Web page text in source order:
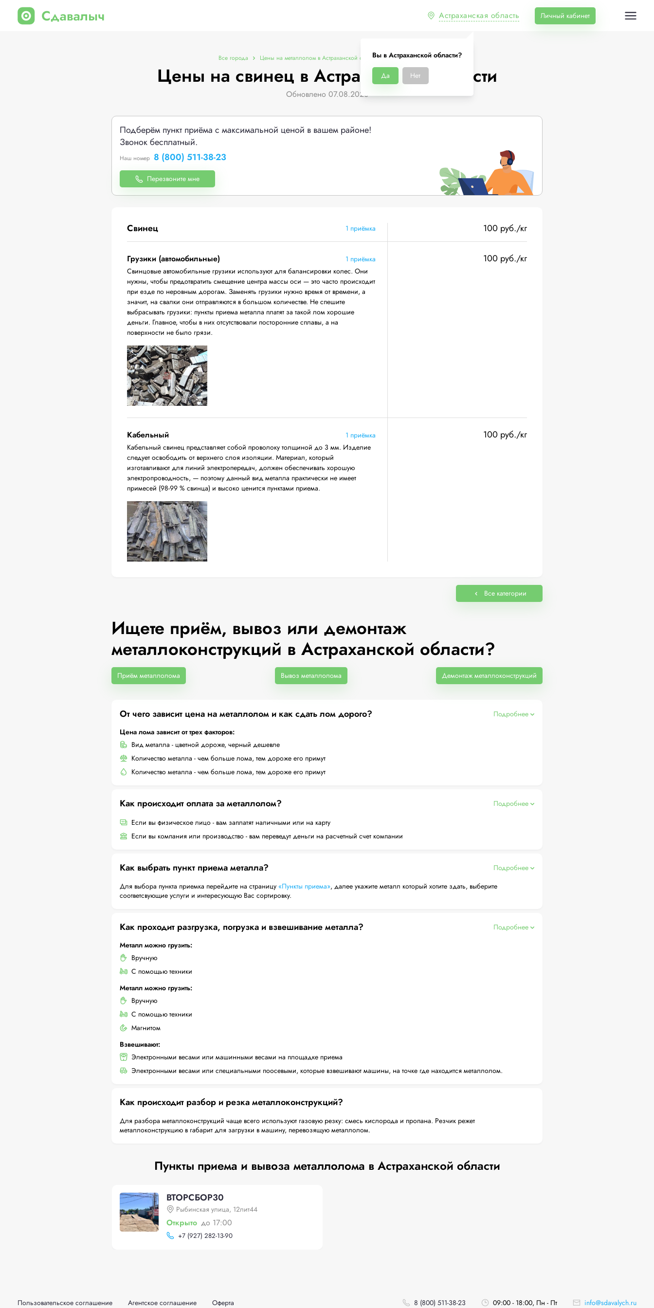
Астраханская область
Вы в Астраханской области?
Да Нет
Личный кабинет
Все города Цены на металлолом в Астраханской области Цены на свинец
Цены на свинец в Астраханской области
Обновлено 07.08.2026
Подберём пункт приёма с максимальной ценой в вашем районе!
Звонок бесплатный.
Наш номер 8 (800) 511-38-23
Перезвоните мне
Свинец 1 приёмка 100 руб./кг
Грузики (автомобильные)
1 приёмка
Свинцовые автомобильные грузики используют для балансировки колес. Они
нужны, чтобы предотвратить смещение центра массы оси — это часто происходит
при езде по неровным дорогам. Заменять грузики нужно время от времени, а
значит, на свалки они отправляются в большом количестве. Не спешите
выбрасывать грузики: пункты приема металла платят за такой лом хорошие
деньги. Главное, чтобы в них отсутствовали посторонние сплавы, а на
поверхности не было грязи.
100 руб./кг
Кабельный
1 приёмка
Кабельный свинец представляет собой проволоку толщиной до 3 мм. Изделие
следует освободить от верхнего слоя изоляции. Материал, который
изготавливают для линий электропередач, должен обеспечивать хорошую
электропроводность, — поэтому данный вид металла практически не имеет
примесей (98-99 % свинца) и высоко ценится пунктами приема.
100 руб./кг
Все категории
Ищете приём, вывоз или демонтаж
металлоконструкций в Астраханской области?
Приём металлолома Вывоз металлолома Демонтаж металлоконструкций
От чего зависит цена на металлолом и как сдать лом дорого?
Подробнее
Цена лома зависит от трех факторов:
Вид металла - цветной дороже, черный дешевле
Количество металла - чем больше лома, тем дороже его примут
Количество металла - чем больше лома, тем дороже его примут
Как происходит оплата за металлолом?
Подробнее
Если вы физическое лицо - вам заплатят наличными или на карту
Если вы компания или производство - вам переведут деньги на расчетный счет компании
Как выбрать пункт приема металла?
Подробнее
Для выбора пункта приемка перейдите на страницу «Пункты приема», далее укажите металл который хотите здать, выберите
соответсвующие услуги и интересующую Вас сортировку.
Как проходит разгрузка, погрузка и взвешивание металла?
Подробнее
Металл можно грузить:
Вручную
С помощью техники
Металл можно грузить:
Вручную
С помощью техники
Магнитом
Взвешивают:
Электронными весами или машинными весами на площадке приема
Электронными весами или специальными поосевыми, которые взвешивают машины, на точке где находится металлолом.
Как происходит разбор и резка металлоконструкций?
Для разбора металлоконструкций чаще всего используют газовую резку: смесь кислорода и пропана. Резчик режет
металлоконструкцию в габарит для загрузки в машину, перевозящую металлолом.
Пункты приема и вывоза металлолома в Астраханской области
ВТОРСБОР30
Рыбинская улица, 12лит44
Открыто до 17:00
+7 (927) 282-13-90
Пользовательское соглашение Агентское соглашение Оферта 8 (800) 511-38-23 09:00 - 18:00, Пн - Пт info@sdavalych.ru